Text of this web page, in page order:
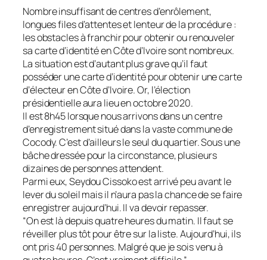
Nombre insuffisant de centres d’enrôlement,
longues files d’attentes et lenteur de la procédure :
les obstacles à franchir pour obtenir ou renouveler
sa carte d’identité en Côte d’Ivoire sont nombreux.
La situation est d’autant plus grave qu’il faut
posséder une carte d’identité pour obtenir une carte
d’électeur en Côte d’Ivoire. Or, l’élection
présidentielle aura lieu en octobre 2020.
Il est 8h45 lorsque nous arrivons dans un centre
d’enregistrement situé dans la vaste commune de
Cocody. C’est d’ailleurs le seul du quartier. Sous une
bâche dressée pour la circonstance, plusieurs
dizaines de personnes attendent.
Parmi eux, Seydou Cissoko est arrivé peu avant le
lever du soleil mais il n’aura pas la chance de se faire
enregistrer aujourd’hui. Il va devoir repasser.
“On est là depuis quatre heures du matin. Il faut se
réveiller plus tôt pour être sur la liste. Aujourd’hui, ils
ont pris 40 personnes. Malgré que je sois venu à